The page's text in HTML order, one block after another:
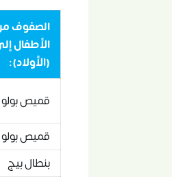
الصفوف
الأطفال
(الأولاد):
قميص
قميص بولو
بنطال بيج